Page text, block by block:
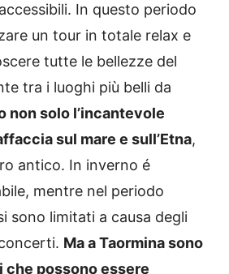
In questo periodo
un tour in totale relax e
tutte le bellezze del
tra i luoghi più belli da
non solo l’incantevole
sul mare e sull’Etna,
antico. In inverno é
mentre nel periodo
sono limitati a causa degli
Ma a Taormina sono
che possono essere